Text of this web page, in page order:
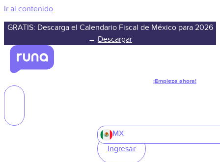
Ir al contenido
GRATIS: Descarga el Calendario Fiscal de México para 2026
→ Descargar
¡Empieza ahora!
MX
Ingresar